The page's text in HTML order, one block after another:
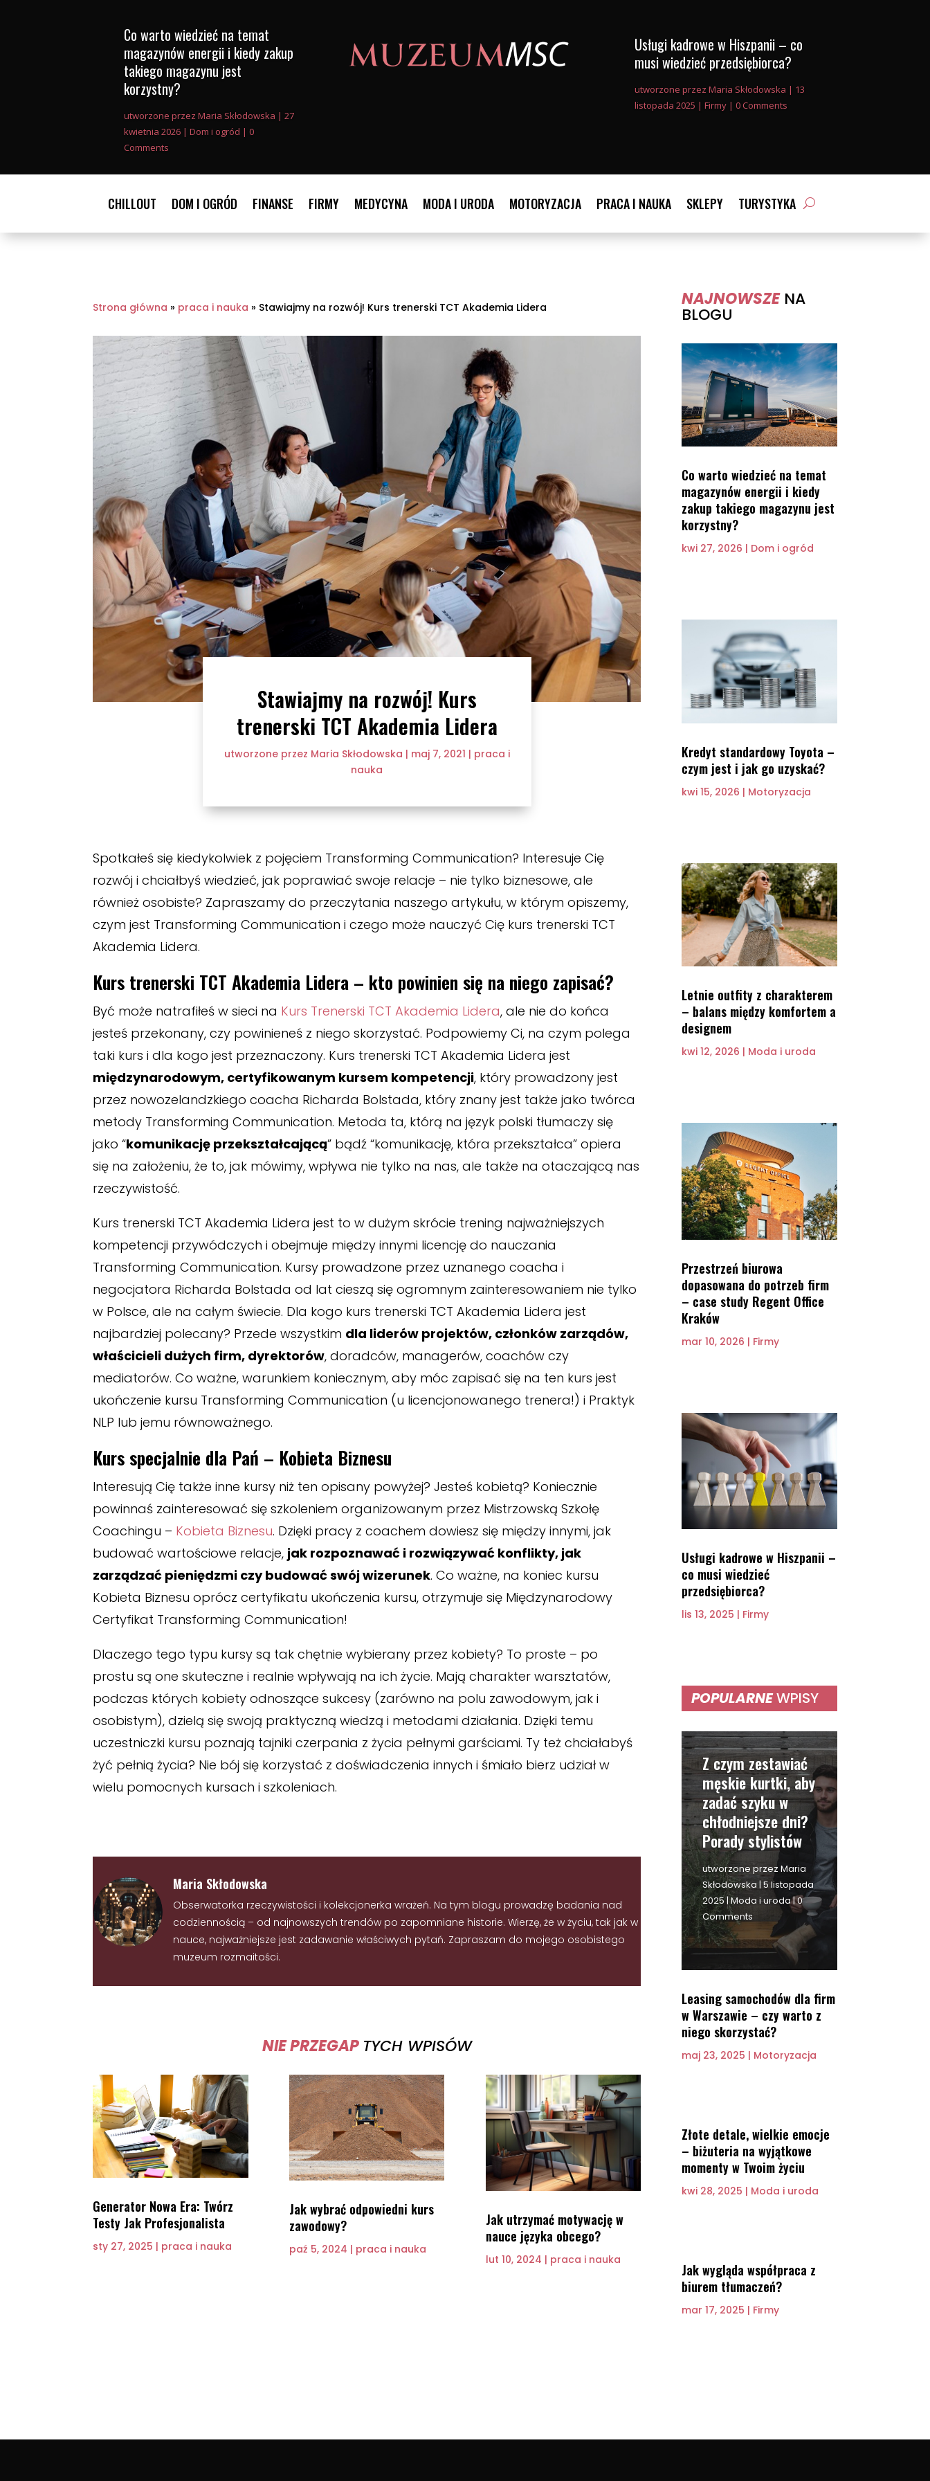
Co warto wiedzieć na temat
magazynów energii i kiedy zakup
takiego magazynu jest
korzystny?
utworzone przez Maria Skłodowska | 27
kwietnia 2026| Dom i ogród | 0
Comments
Usługi kadrowe w Hiszpanii – co
musi wiedzieć przedsiębiorca?
utworzone przez Maria Skłodowska | 13
listopada 2025 | Firmy| 0 Comments
CHILLOUT DOM I OGRÓD FINANSE FIRMY MEDYCYNA MODA I URODA MOTORYZACJA PRACA I NAUKA SKLEPY TURYSTYKA
Strona główna » praca i nauka » Stawiajmy na rozwój! Kurs trenerski TCT Akademia Lidera
Stawiajmy na rozwój! Kurs
trenerski TCT Akademia Lidera
utworzone przez Maria Skłodowska | maj 7, 2021 | praca i
nauka
Spotkałeś się kiedykolwiek z pojęciem Transforming Communication? Interesuje Cię
rozwój i chciałbyś wiedzieć, jak poprawiać swoje relacje – nie tylko biznesowe, ale
również osobiste? Zapraszamy do przeczytania naszego artykułu, w którym opiszemy,
czym jest Transforming Communication i czego może nauczyć Cię kurs trenerski TCT
Akademia Lidera.
Kurs trenerski TCT Akademia Lidera – kto powinien się na niego zapisać?
Być może natrafiłeś w sieci na Kurs Trenerski TCT Akademia Lidera, ale nie do końca
jesteś przekonany, czy powinieneś z niego skorzystać. Podpowiemy Ci, na czym polega
taki kurs i dla kogo jest przeznaczony. Kurs trenerski TCT Akademia Lidera jest
międzynarodowym, certyfikowanym kursem kompetencji, który prowadzony jest
przez nowozelandzkiego coacha Richarda Bolstada, który znany jest także jako twórca
metody Transforming Communication. Metoda ta, którą na język polski tłumaczy się
jako “komunikację przekształcającą” bądź “komunikację, która przekształca” opiera
się na założeniu, że to, jak mówimy, wpływa nie tylko na nas, ale także na otaczającą nas
rzeczywistość.
Kurs trenerski TCT Akademia Lidera jest to w dużym skrócie trening najważniejszych
kompetencji przywódczych i obejmuje między innymi licencję do nauczania
Transforming Communication. Kursy prowadzone przez uznanego coacha i
negocjatora Richarda Bolstada od lat cieszą się ogromnym zainteresowaniem nie tylko
w Polsce, ale na całym świecie. Dla kogo kurs trenerski TCT Akademia Lidera jest
najbardziej polecany? Przede wszystkim dla liderów projektów, członków zarządów,
właścicieli dużych firm, dyrektorów, doradców, managerów, coachów czy
mediatorów. Co ważne, warunkiem koniecznym, aby móc zapisać się na ten kurs jest
ukończenie kursu Transforming Communication (u licencjonowanego trenera!) i Praktyk
NLP lub jemu równoważnego.
Kurs specjalnie dla Pań – Kobieta Biznesu
Interesują Cię także inne kursy niż ten opisany powyżej? Jesteś kobietą? Koniecznie
powinnaś zainteresować się szkoleniem organizowanym przez Mistrzowską Szkołę
Coachingu – Kobieta Biznesu. Dzięki pracy z coachem dowiesz się między innymi, jak
budować wartościowe relacje, jak rozpoznawać i rozwiązywać konflikty, jak
zarządzać pieniędzmi czy budować swój wizerunek. Co ważne, na koniec kursu
Kobieta Biznesu oprócz certyfikatu ukończenia kursu, otrzymuje się Międzynarodowy
Certyfikat Transforming Communication!
Dlaczego tego typu kursy są tak chętnie wybierany przez kobiety? To proste – po
prostu są one skuteczne i realnie wpływają na ich życie. Mają charakter warsztatów,
podczas których kobiety odnoszące sukcesy (zarówno na polu zawodowym, jak i
osobistym), dzielą się swoją praktyczną wiedzą i metodami działania. Dzięki temu
uczestniczki kursu poznają tajniki czerpania z życia pełnymi garściami. Ty też chciałabyś
żyć pełnią życia? Nie bój się korzystać z doświadczenia innych i śmiało bierz udział w
wielu pomocnych kursach i szkoleniach.
Maria Skłodowska
Obserwatorka rzeczywistości i kolekcjonerka wrażeń. Na tym blogu prowadzę badania nad
codziennością – od najnowszych trendów po zapomniane historie. Wierzę, że w życiu, tak jak w
nauce, najważniejsze jest zadawanie właściwych pytań. Zapraszam do mojego osobistego
muzeum rozmaitości.
NIE PRZEGAP TYCH WPISÓW
Generator Nowa Era: Twórz
Testy Jak Profesjonalista
sty 27, 2025 | praca i nauka
Jak wybrać odpowiedni kurs
zawodowy?
paź 5, 2024 | praca i nauka
Jak utrzymać motywację w
nauce języka obcego?
lut 10, 2024 | praca i nauka
NAJNOWSZENA
BLOGU
Co warto wiedzieć na temat
magazynów energii i kiedy
zakup takiego magazynu jest
korzystny?
kwi 27, 2026 | Dom i ogród
Kredyt standardowy Toyota –
czym jest i jak go uzyskać?
kwi 15, 2026 | Motoryzacja
Letnie outfity z charakterem
– balans między komfortem a
designem
kwi 12, 2026 | Moda i uroda
Przestrzeń biurowa
dopasowana do potrzeb firm
– case study Regent Office
Kraków
mar 10, 2026 | Firmy
Usługi kadrowe w Hiszpanii –
co musi wiedzieć
przedsiębiorca?
lis 13, 2025 | Firmy
POPULARNEWPISY
Z czym zestawiać
męskie kurtki, aby
zadać szyku w
chłodniejsze dni?
Porady stylistów
utworzone przez Maria
Skłodowska | 5 listopada
2025|Moda i uroda| 0
Comments
Leasing samochodów dla firm
w Warszawie – czy warto z
niego skorzystać?
maj 23, 2025 | Motoryzacja
Złote detale, wielkie emocje
– biżuteria na wyjątkowe
momenty w Twoim życiu
kwi 28, 2025 | Moda i uroda
Jak wygląda współpraca z
biurem tłumaczeń?
mar 17, 2025 | Firmy